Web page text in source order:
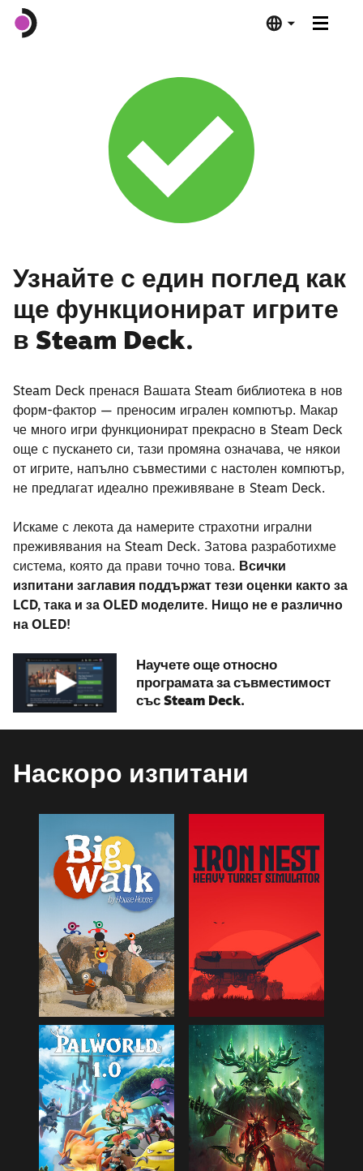
Технически спецификации
Купуване сега
Узнайте с един поглед как
ще функционират игрите
в Steam Deck.
Steam Deck пренася Вашата Steam библиотека в нов
форм-фактор — преносим игрален компютър. Макар
че много игри функционират прекрасно в Steam Deck
още с пускането си, тази промяна означава, че някои
от игрите, напълно съвместими с настолен компютър,
не предлагат идеално преживяване в Steam Deck.
Искаме с лекота да намерите страхотни игрални
преживявания на Steam Deck. Затова разработихме
система, която да прави точно това. Всички
изпитани заглавия поддържат тези оценки както за
LCD, така и за OLED моделите. Нищо не е различно
на OLED!
Научете още относно
програмата за съвместимост
със Steam Deck.
Наскоро изпитани